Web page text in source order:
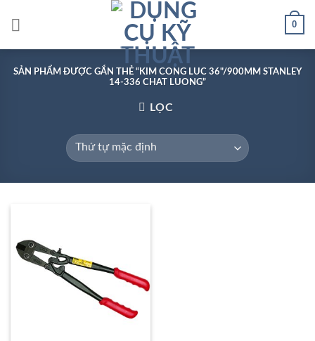
0
SẢN PHẨM ĐƯỢC GẮN THẺ “KIM CONG LUC 36"/900MM STANLEY
14-336 CHAT LUONG”
LỌC